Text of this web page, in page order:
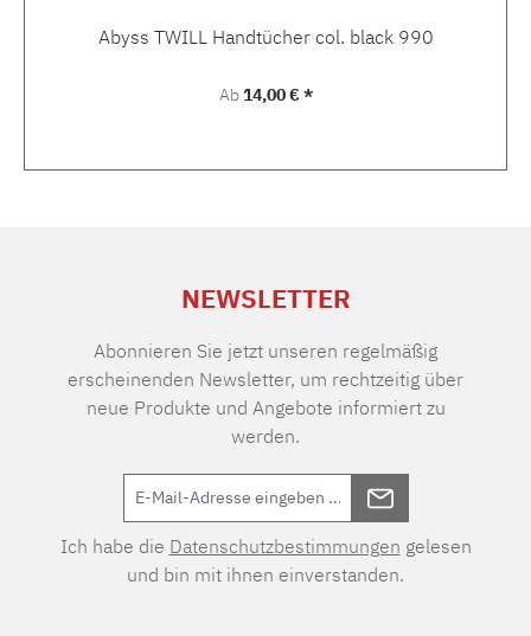
Abyss TWILL Handtücher col. black 990
Regulärer Preis:
Ab14,00 € *
NEWSLETTER
Abonnieren Sie jetzt unseren regelmäßig
erscheinenden Newsletter, um rechtzeitig über
neue Produkte und Angebote informiert zu
werden.
Ich habe die Datenschutzbestimmungen gelesen
und bin mit ihnen einverstanden.